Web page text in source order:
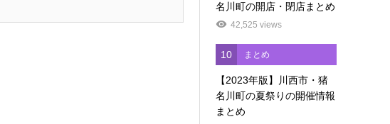
名川町の開店・閉店まとめ
42,525 views
10 まとめ
【2023年版】川西市・猪
名川町の夏祭りの開催情報
まとめ